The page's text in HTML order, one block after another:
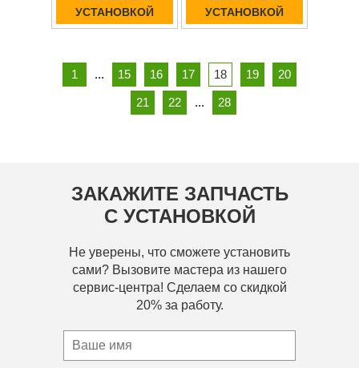
УСТАНОВКОЙ
УСТАНОВКОЙ
1 ... 15 16 17 18 19 20
21 22 ... 28
ЗАКАЖИТЕ ЗАПЧАСТЬ
С УСТАНОВКОЙ
Не уверены, что сможете установить
сами? Вызовите мастера из нашего
сервис-центра! Сделаем со скидкой
20% за работу.